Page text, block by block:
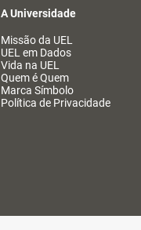
A Universidade
Missão da UEL
UEL em Dados
Vida na UEL
Quem é Quem
Marca Símbolo
Política de Privacidade